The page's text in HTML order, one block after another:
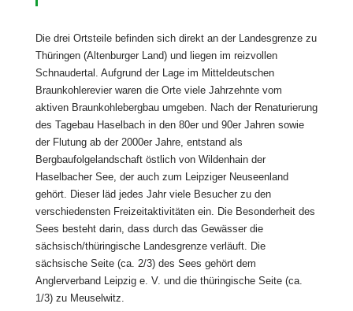
Die drei Ortsteile befinden sich direkt an der Landesgrenze zu
Thüringen (Altenburger Land) und liegen im reizvollen
Schnaudertal. Aufgrund der Lage im Mitteldeutschen
Braunkohlerevier waren die Orte viele Jahrzehnte vom
aktiven Braunkohlebergbau umgeben. Nach der Renaturierung
des Tagebau Haselbach in den 80er und 90er Jahren sowie
der Flutung ab der 2000er Jahre, entstand als
Bergbaufolgelandschaft östlich von Wildenhain der
Haselbacher See, der auch zum Leipziger Neuseenland
gehört. Dieser läd jedes Jahr viele Besucher zu den
verschiedensten Freizeitaktivitäten ein. Die Besonderheit des
Sees besteht darin, dass durch das Gewässer die
sächsisch/thüringische Landesgrenze verläuft. Die
sächsische Seite (ca. 2/3) des Sees gehört dem
Anglerverband Leipzig e. V. und die thüringische Seite (ca.
1/3) zu Meuselwitz.